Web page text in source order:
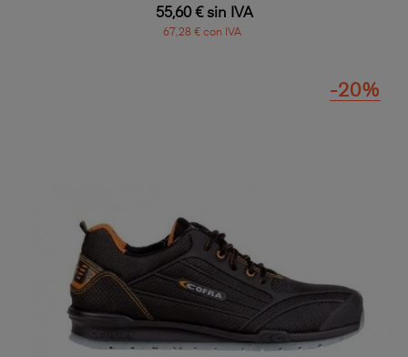
55,60 € sin IVA
67,28 € con IVA
-20%